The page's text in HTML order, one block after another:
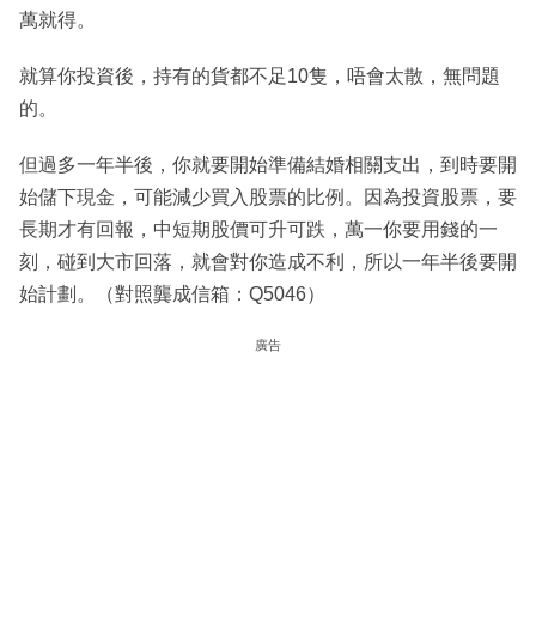
萬就得。
就算你投資後，持有的貨都不足10隻，唔會太散，無問題
的。
但過多一年半後，你就要開始準備結婚相關支出，到時要開
始儲下現金，可能減少買入股票的比例。因為投資股票，要
長期才有回報，中短期股價可升可跌，萬一你要用錢的一
刻，碰到大市回落，就會對你造成不利，所以一年半後要開
始計劃。（對照龔成信箱：Q5046）
廣告